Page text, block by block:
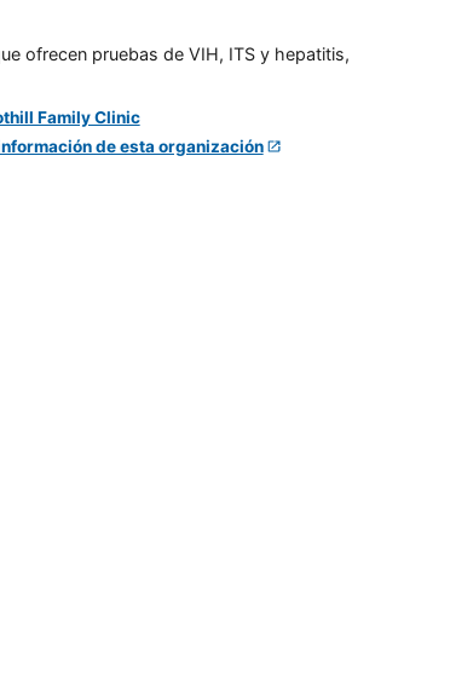
ofrecen pruebas de VIH, ITS y hepatitis,
de esta organización